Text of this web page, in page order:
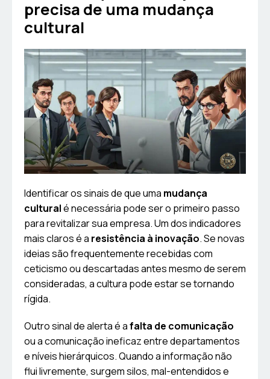
precisa de uma mudança
cultural
Identificar os sinais de que uma mudança
culturalé necessária pode ser o primeiro passo
para revitalizar sua empresa. Um dos indicadores
mais claros é a resistência à inovação. Se novas
ideias são frequentemente recebidas com
ceticismo ou descartadas antes mesmo de serem
consideradas, a cultura pode estar se tornando
rígida.
Outro sinal de alerta é afalta de comunicação
ou a comunicação ineficaz entre departamentos
e níveis hierárquicos. Quando a informação não
flui livremente, surgem silos, mal-entendidos e